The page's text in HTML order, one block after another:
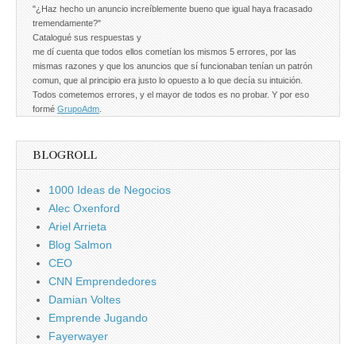
"¿Haz hecho un anuncio increíblemente bueno que igual haya fracasado
tremendamente?"
Catalogué sus respuestas y
me dí cuenta que todos ellos cometían los mismos 5 errores, por las
mismas razones y que los anuncios que sí funcionaban tenían un patrón
comun, que al principio era justo lo opuesto a lo que decía su intuición.
Todos cometemos errores, y el mayor de todos es no probar. Y por eso
formé GrupoAdm
BLOGROLL
1000 Ideas de Negocios
Alec Oxenford
Ariel Arrieta
Blog Salmon
CEO
CNN Emprendedores
Damian Voltes
Emprende Jugando
Fayerwayer